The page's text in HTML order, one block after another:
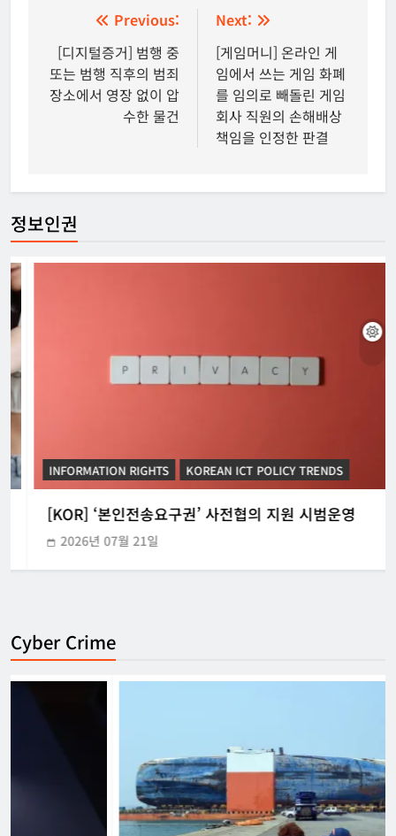
탐
색
Previous:
[디지털증거] 범행 중
또는 범행 직후의 범죄
장소에서 영장 없이 압
수한 물건
Next:
[게임머니] 온라인 게
임에서 쓰는 게임 화폐
를 임의로 빼돌린 게임
회사 직원의 손해배상
책임을 인정한 판결
정보인권
INFORMATION RIGHTS KOREAN ICT POLICY TRENDS
[KOR] ‘본인전송요구권’ 사전협의 지원 시범운영
2026년 07월 21일
Cyber Crime